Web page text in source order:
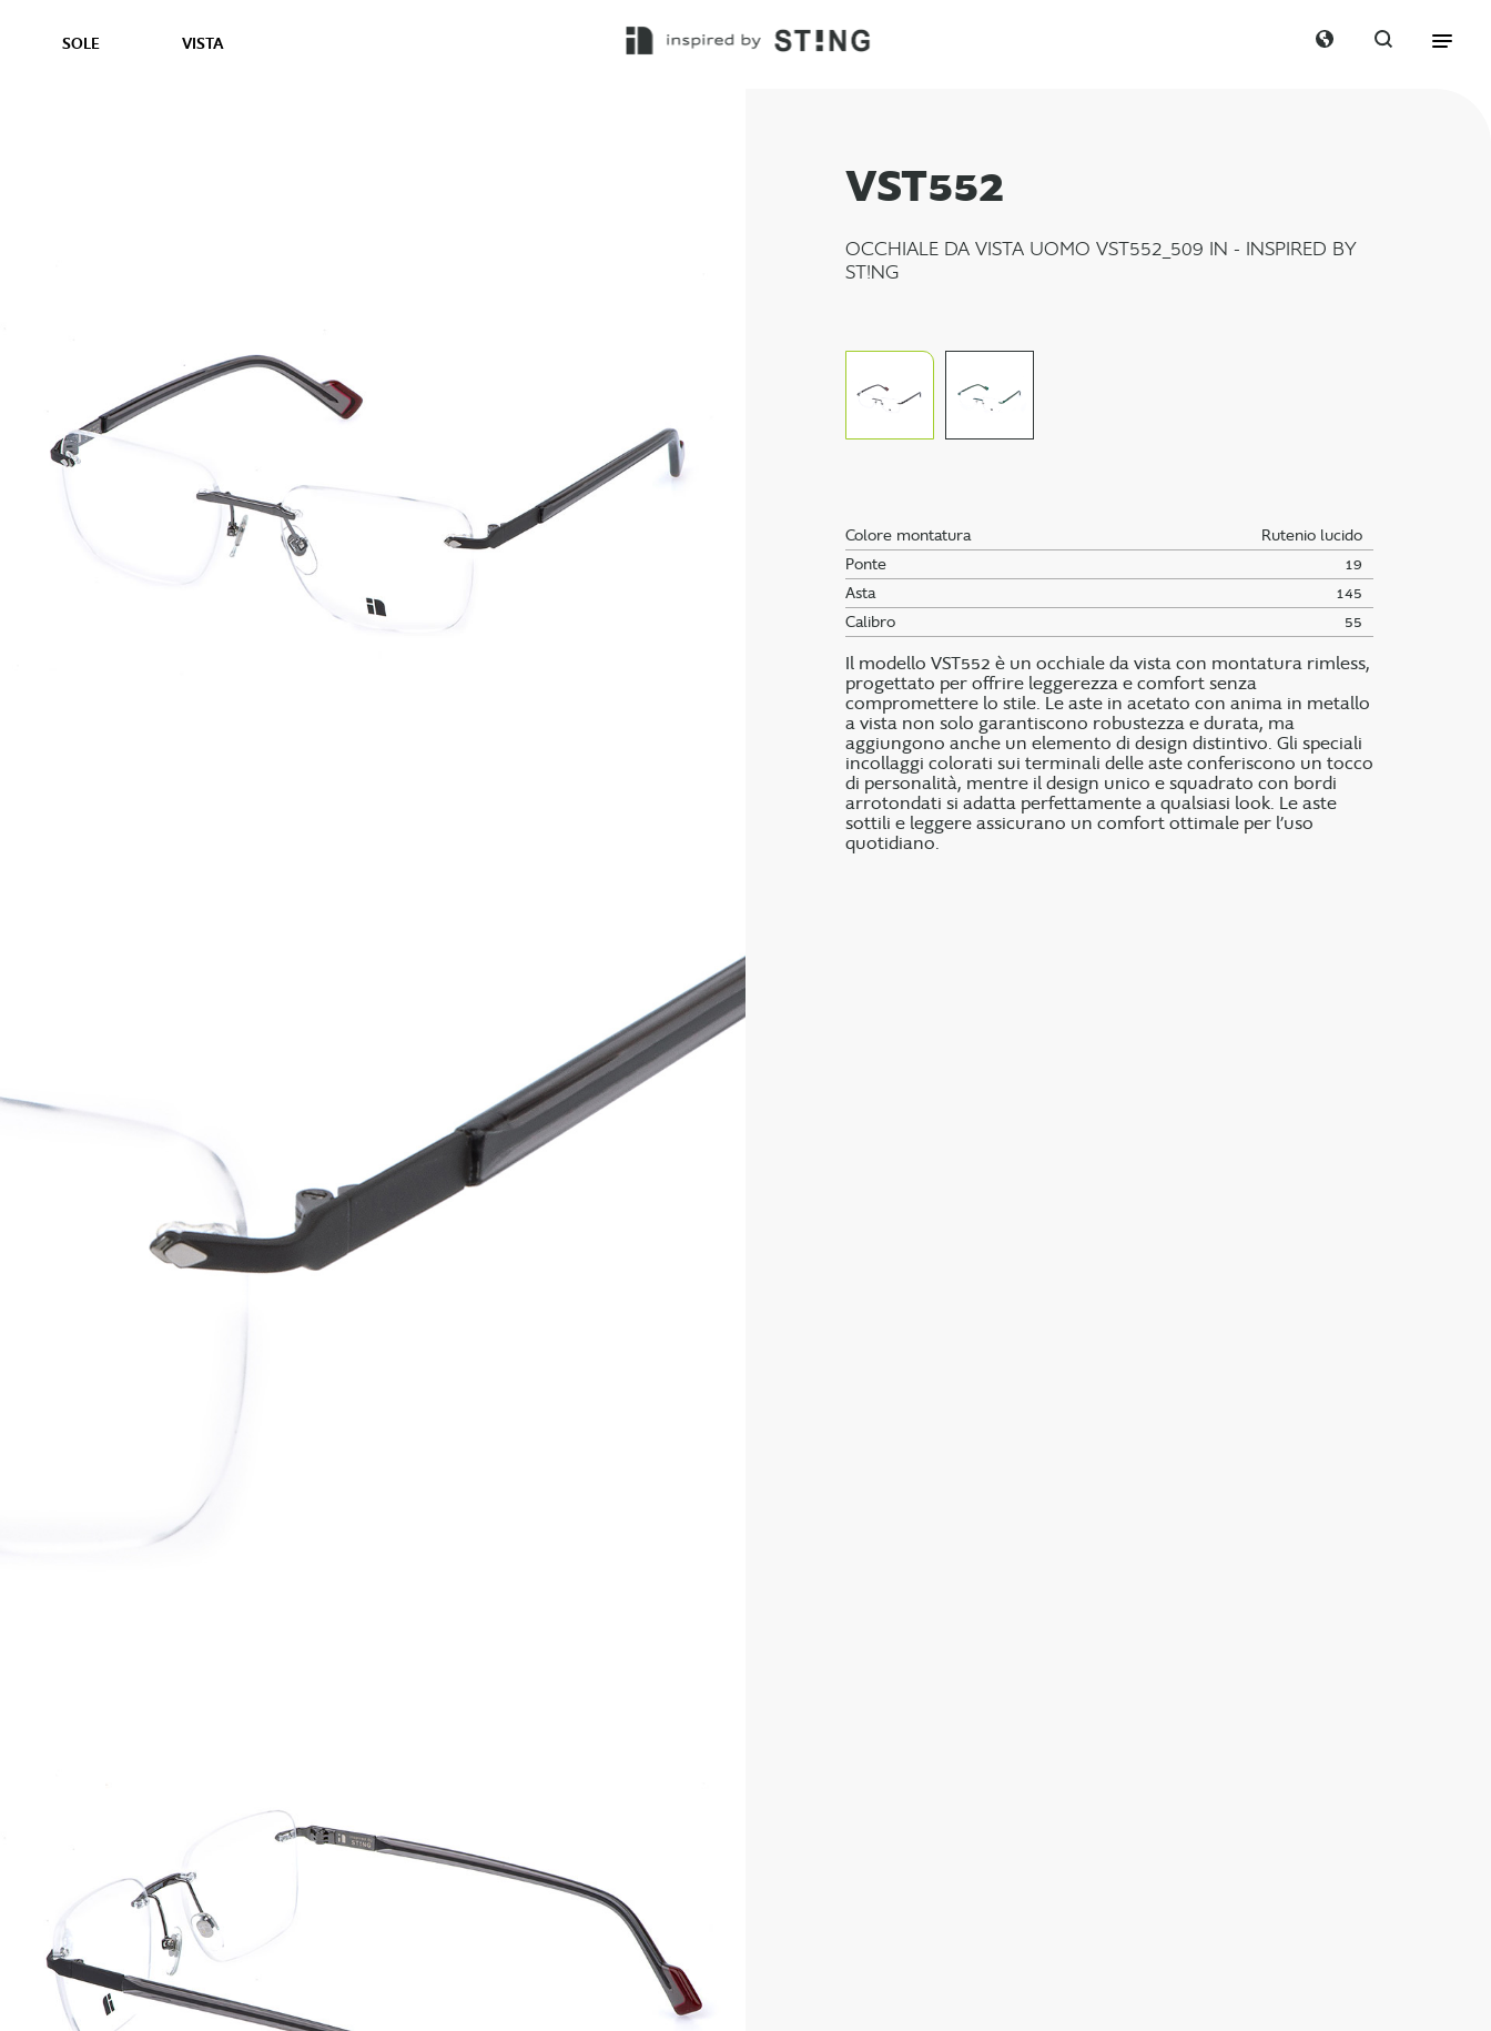
SOLE VISTA
VST552
OCCHIALE DA VISTA UOMO VST552_509 IN - INSPIRED BY
ST!NG
Colore montatura
Rutenio lucido
Ponte
19
Asta
145
Calibro
55
Il modello VST552 è un occhiale da vista con montatura rimless,
progettato per offrire leggerezza e comfort senza
compromettere lo stile. Le aste in acetato con anima in metallo
a vista non solo garantiscono robustezza e durata, ma
aggiungono anche un elemento di design distintivo. Gli speciali
incollaggi colorati sui terminali delle aste conferiscono un tocco
di personalità, mentre il design unico e squadrato con bordi
arrotondati si adatta perfettamente a qualsiasi look. Le aste
sottili e leggere assicurano un comfort ottimale per l’uso
quotidiano.